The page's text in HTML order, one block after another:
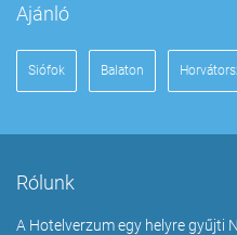
Ajánló
Siófok Balaton
Rólunk
A Hotelverzum egy helyre gyűjti